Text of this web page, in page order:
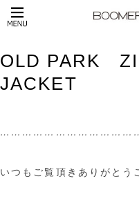
OLD PARK
JACKET
いつもご覧頂きありがとう